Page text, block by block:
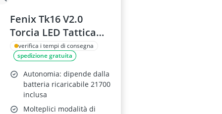
Fenix Tk16 V2.0
Torcia LED Tattica
Impermeabile
verifica i tempi di consegna
spedizione gratuita
Autonomia: dipende dalla
batteria ricaricabile 21700
inclusa
Molteplici modalità di